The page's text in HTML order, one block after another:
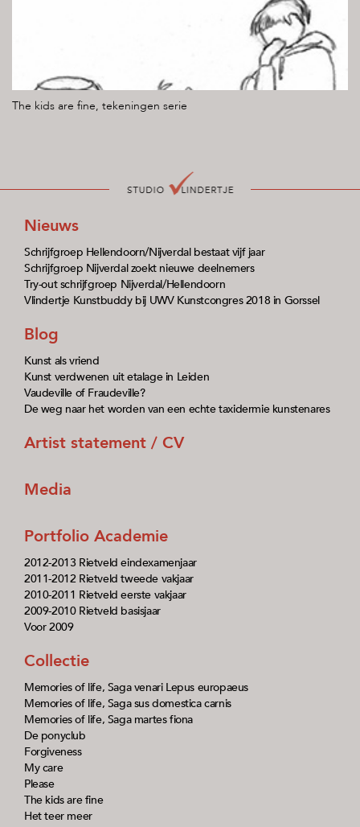
The kids are fine, tekeningen serie
Nieuws
Schrijfgroep Hellendoorn/Nijverdal bestaat vijf jaar
Schrijfgroep Nijverdal zoekt nieuwe deelnemers
Try-out schrijfgroep Nijverdal/Hellendoorn
Vlindertje Kunstbuddy bij UWV Kunstcongres 2018 in Gorssel
Blog
Kunst als vriend
Kunst verdwenen uit etalage in Leiden
Vaudeville of Fraudeville?
De weg naar het worden van een echte taxidermie kunstenares
Artist statement / CV
Media
Portfolio Academie
2012-2013 Rietveld eindexamenjaar
2011-2012 Rietveld tweede vakjaar
2010-2011 Rietveld eerste vakjaar
2009-2010 Rietveld basisjaar
Voor 2009
Collectie
Memories of life, Saga venari Lepus europaeus
Memories of life, Saga sus domestica carnis
Memories of life, Saga martes fiona
De ponyclub
Forgiveness
My care
Please
The kids are fine
Het teer meer